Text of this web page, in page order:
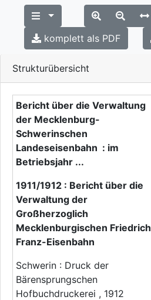
Strukturübersicht
Bericht über die Verwaltung
der Mecklenburg-
Schwerinschen
Landeseisenbahn : im
Betriebsjahr ...
1911/1912 : Bericht über die
Verwaltung der
Großherzoglich
Mecklenburgischen Friedrich
Franz-Eisenbahn
Schwerin : Druck der
Bärensprungschen
Hofbuchdruckerei , 1912
komplett als PDF